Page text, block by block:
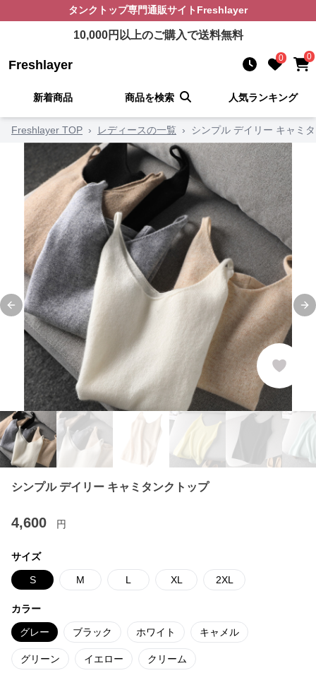
タンクトップ専門通販サイト Freshlayer
10,000円以上のご購入で送料無料
Freshlayer 0 0
新着商品 商品を検索 人気ランキング
Freshlayer TOP › レディースの一覧 › シンプル デイリー キャミ
Previous slide
シンプル デイリー キャミタンクトップ
4,600 円
サイズ
S M L XL 2XL
カラー
グレー ブラック ホワイト キャメル
グリーン イエロー クリーム